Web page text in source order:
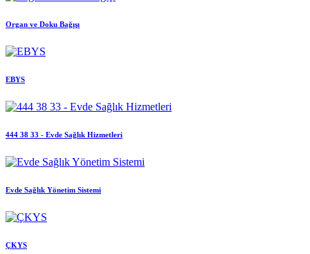
Organ ve Doku Bağışı
EBYS
444 38 33 - Evde Sağlık Hizmetleri
Evde Sağlık Yönetim Sistemi
ÇKYS